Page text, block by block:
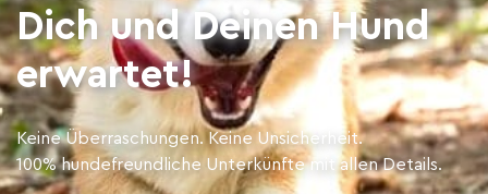
Dich und Deinen Hund
erwartet!
Keine Überraschungen. Keine Unsicherheit.
100% hundefreundliche Unterkünfte mit allen Details.